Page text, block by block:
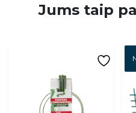
Jums taip